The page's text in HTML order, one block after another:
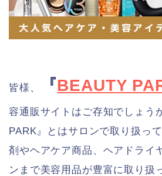
皆様、 『BEAUTY
容通販サイトはご存知でしょう
PARK』とはサロンで取り扱っ
剤やヘアケア商品、ヘアドライ
ンまで美容用品が豊富に取り扱